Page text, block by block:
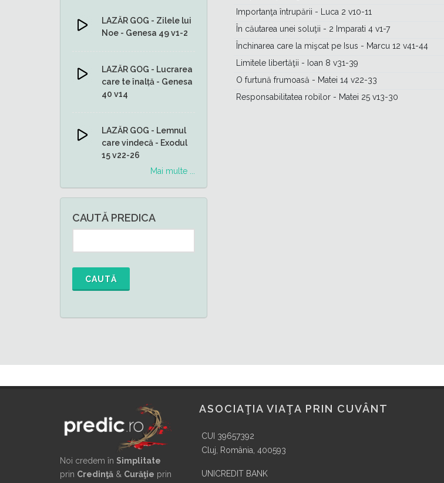
LAZĂR GOG - Zilele lui
Noe - Genesa 49 v1-2
LAZĂR GOG - Lucrarea
care te înalță - Genesa
40 v14
LAZĂR GOG - Lemnul
care vindecă - Exodul
15 v22-26
Mai multe ...
CAUTĂ PREDICA
CAUTĂ
Importanţa întrupării - Luca 2 v10-11
În căutarea unei soluţii - 2 Imparati 4 v1-7
Închinarea care la mişcat pe Isus - Marcu 12 v41-44
Limitele libertăţii - Ioan 8 v31-39
O furtună frumoasă - Matei 14 v22-33
Responsabilitatea robilor - Matei 25 v13-30
Noi credem în Simplitate
prin Credinţă & Curăţie prin
ASOCIAŢIA VIAŢA PRIN CUVÂNT
CUI 39657392
Cluj, România, 400593
UNICREDIT BANK